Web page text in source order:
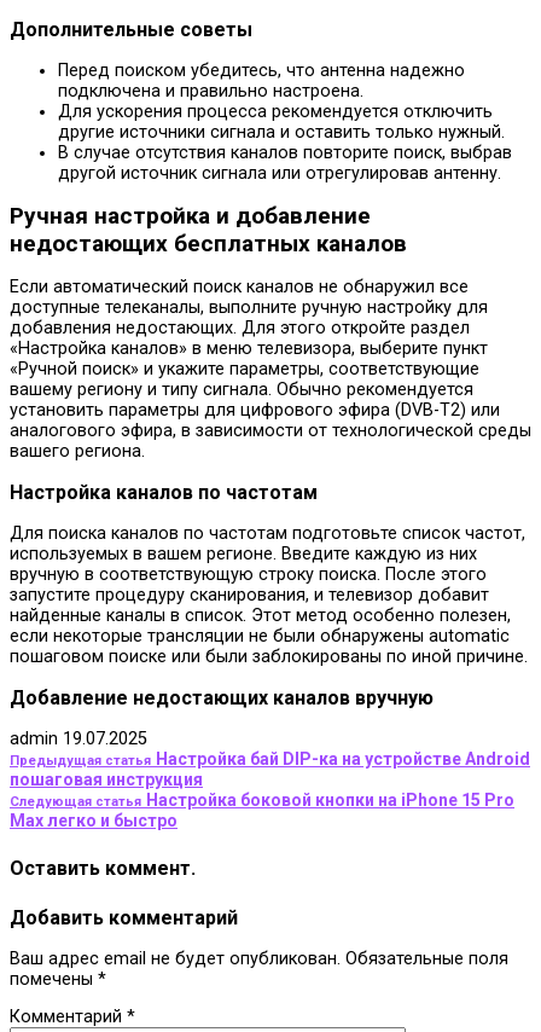
Дополнительные советы
Перед поиском убедитесь, что антенна надежно
подключена и правильно настроена.
Для ускорения процесса рекомендуется отключить
другие источники сигнала и оставить только нужный.
В случае отсутствия каналов повторите поиск, выбрав
другой источник сигнала или отрегулировав антенну.
Ручная настройка и добавление
недостающих бесплатных каналов
Если автоматический поиск каналов не обнаружил все
доступные телеканалы, выполните ручную настройку для
добавления недостающих. Для этого откройте раздел
«Настройка каналов» в меню телевизора, выберите пункт
«Ручной поиск» и укажите параметры, соответствующие
вашему региону и типу сигнала. Обычно рекомендуется
установить параметры для цифрового эфира (DVB-T2) или
аналогового эфира, в зависимости от технологической среды
вашего региона.
Настройка каналов по частотам
Для поиска каналов по частотам подготовьте список частот,
используемых в вашем регионе. Введите каждую из них
вручную в соответствующую строку поиска. После этого
запустите процедуру сканирования, и телевизор добавит
найденные каналы в список. Этот метод особенно полезен,
если некоторые трансляции не были обнаружены automatic
пошаговом поиске или были заблокированы по иной причине.
Добавление недостающих каналов вручную
admin 19.07.2025
Предыдущая статья Настройка бай DIP-ка на устройстве Android
пошаговая инструкция
Следующая статья Настройка боковой кнопки на iPhone 15 Pro
Max легко и быстро
Оставить коммент.
Добавить комментарий
Ваш адрес email не будет опубликован. Обязательные поля
помечены *
Комментарий *